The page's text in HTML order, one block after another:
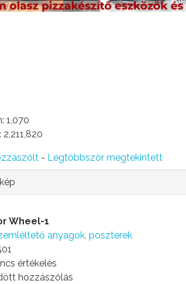
1,070
- Legtöbbször megtekintett
Wheel-1
anyagok, poszterek
értékelés
hozzászólás